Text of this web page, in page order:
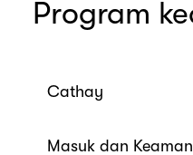
Program
Cathay
Masuk dan